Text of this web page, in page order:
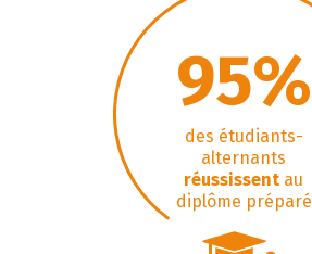
95%
des étudiants-
alternants
réussissent au
diplôme préparé